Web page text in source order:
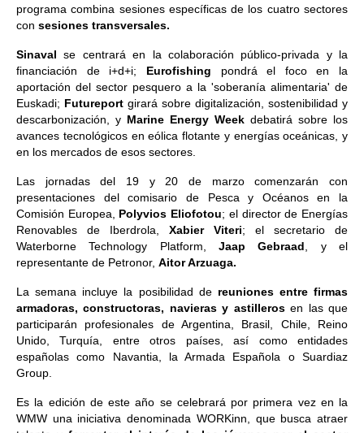
programa combina sesiones específicas de los cuatro sectores
con sesiones transversales.
Sinaval se centrará en la colaboración público-privada y la
financiación de i+d+i; Eurofishing pondrá el foco en la
aportación del sector pesquero a la 'soberanía alimentaria' de
Euskadi; Futureport girará sobre digitalización, sostenibilidad y
descarbonización, y Marine Energy Week debatirá sobre los
avances tecnológicos en eólica flotante y energías oceánicas, y
en los mercados de esos sectores.
Las jornadas del 19 y 20 de marzo comenzarán con
presentaciones del comisario de Pesca y Océanos en la
Comisión Europea, Polyvios Eliofotou; el director de Energías
Renovables de Iberdrola, Xabier Viteri; el secretario de
Waterborne Technology Platform, Jaap Gebraad , y el
representante de Petronor, Aitor Arzuaga.
La semana incluye la posibilidad de reuniones entre firmas
armadoras, constructoras, navieras y astillerosen las que
participarán profesionales de Argentina, Brasil, Chile, Reino
Unido, Turquía, entre otros países, así como entidades
españolas como Navantia, la Armada Española o Suardiaz
Group.
Es la edición de este año se celebrará por primera vez en la
WMW una iniciativa denominada WORKinn, que busca atraer